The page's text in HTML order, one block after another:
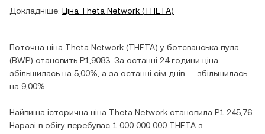
Докладніше: Ціна Theta Network (THETA)
Поточна ціна Theta Network (THETA) у ботсванська пула
(BWP) становить P1,9083 . За останні 24 години ціна
збільшилась на 5,00% , а за останні сім днів — збільшилась
на 9,00%
Найвища історична ціна Theta Network становила P1 245,76
Наразі в обігу перебуває 1 000 000 000 THETA з